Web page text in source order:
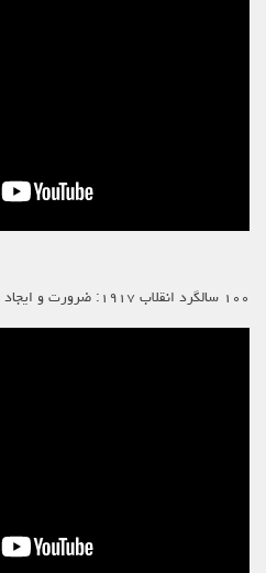
۱۰۰ سالگرد انقلاب ۱۹۱۷: ضرورت و ایجاد حزب لنینی در ایران